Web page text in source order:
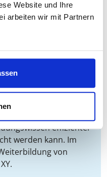
Website und Ihre
arbeiten wir mit Partnern
Firmen fördern und
Mitarbeiter. Doch
Kenntnisse aus
ist es,
von in
effizienter
werden kann. Im
von